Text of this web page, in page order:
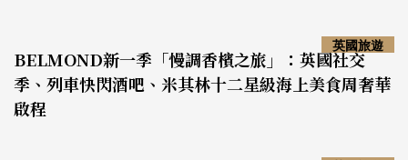
BELMOND新一季「慢調香檳之旅」：英國社交
季、列車快閃酒吧、米其林十二星級海上美食周奢華
啟程
英國旅遊